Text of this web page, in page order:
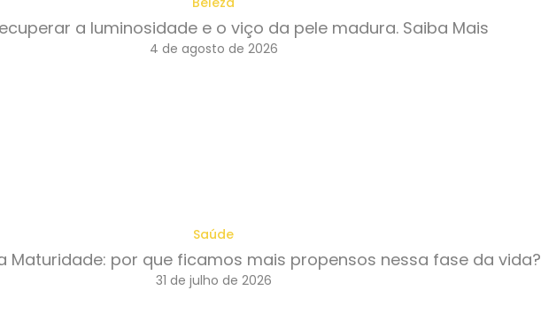
a luminosidade e o viço da pele madura. Saiba Mais
4 de agosto de 2026
Saúde
Maturidade: por que ficamos mais propensos nessa fase da vida?
31 de julho de 2026